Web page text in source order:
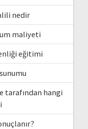
nedir
maliyeti
eğitimi
tarafından hangi